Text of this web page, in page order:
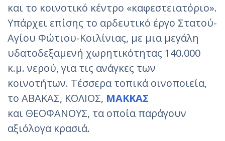
και το κοινοτικό κέντρο «καφεστειατόριο».
Υπάρχει επίσης το αρδευτικό έργο Στατού-
Αγίου Φώτιου-Κοιλίνιας, με μια μεγάλη
υδατοδεξαμενή χωρητικότητας 140.000
κ.μ. νερού, για τις ανάγκες των
κοινοτήτων. Τέσσερα τοπικά οινοποιεία,
το ΑΒΑΚΑΣ, ΚΟΛΙΟΣ, ΜΑΚΚΑΣ
και ΘΕΟΦΑΝΟΥΣ, τα οποία παράγουν
αξιόλογα κρασιά.